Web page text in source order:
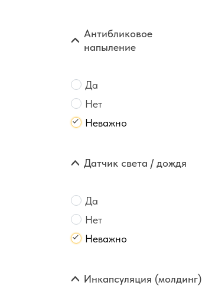
Антибликовое
напыление
Да
Нет
Неважно
Датчик света / дождя
Да
Нет
Неважно
Инкапсуляция (молдинг)